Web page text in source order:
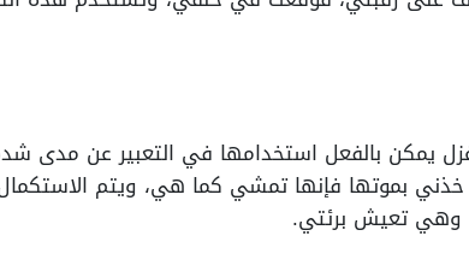
يمكن بالفعل استخدامها في التعبير عن مدى
خذني بموتها فإنها تمشي كما هي، ويتم
وهي تعيش برئتي.